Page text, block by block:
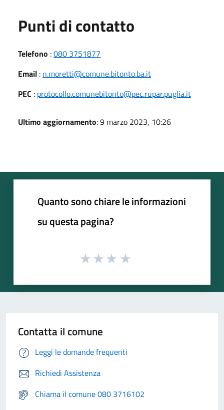
Punti di contatto
Telefono :080 3751877
Email : n.moretti@comune.bitonto.ba.it
PEC : protocollo.comunebitonto@pec.rupar.puglia.it
Ultimo aggiornamento: 9 marzo 2023, 10:26
Quanto sono chiare le informazioni
su questa pagina?
Contatta il comune
Leggi le domande frequenti
Richiedi Assistenza
Chiama il comune 080 3716102